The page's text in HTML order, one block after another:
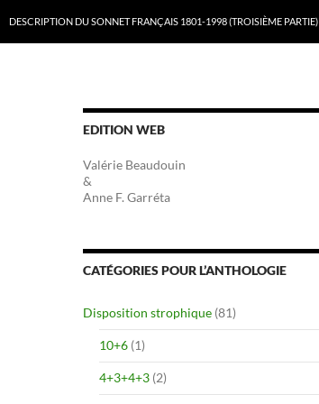
DESCRIPTION DU SONNET FRANÇAIS 1801-1998 (TROISIÈME PARTIE)
EDITION WEB
Valérie Beaudouin
&
Anne F. Garréta
CATÉGORIES POUR L’ANTHOLOGIE
Disposition strophique (81)
10+6 (1)
4+3+4+3 (2)